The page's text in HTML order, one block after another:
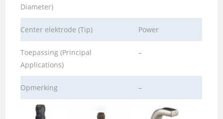
Diameter)
Center elektrode (Tip) Power
Toepassing (Principal
Applications)
–
Opmerking –